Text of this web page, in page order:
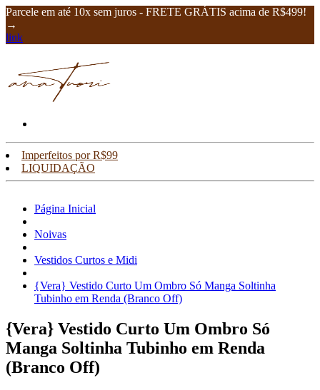
Parcele em até 10x sem juros - FRETE GRÁTIS acima de R$499!
→
link
Imperfeitos por R$99
LIQUIDAÇÃO
Página Inicial
Noivas
Vestidos Curtos e Midi
{Vera} Vestido Curto Um Ombro Só Manga Soltinha
Tubinho em Renda (Branco Off)
{Vera} Vestido Curto Um Ombro Só
Manga Soltinha Tubinho em Renda
(Branco Off)